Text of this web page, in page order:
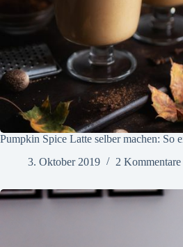
Pumpkin Spice Latte selber machen: So
3. Oktober 2019
2 Kommentare